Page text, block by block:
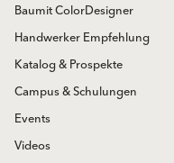
Baumit ColorDesigner
Handwerker Empfehlung
Katalog & Prospekte
Campus & Schulungen
Events
Videos